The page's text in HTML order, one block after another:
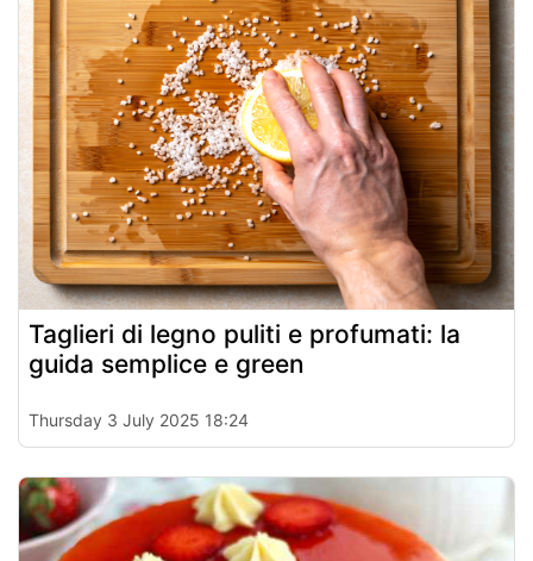
Taglieri di legno puliti e profumati: la
guida semplice e green
Thursday 3 July 2025 18:24